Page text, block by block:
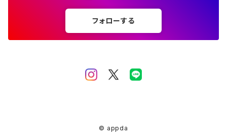
フォローする
© appda